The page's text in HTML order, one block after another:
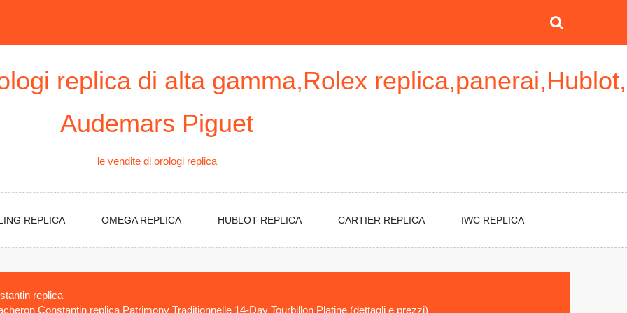
replica di alta gamma,Rolex replica,panerai,Hublot,
Audemars Piguet
le vendite di orologi replica
REPLICA OMEGA REPLICA HUBLOT REPLICA CARTIER REPLICA IWC REPLICA
replica
Constantin replica Patrimony Traditionnelle 14-Day Tourbillon Platine (dettagli e prezzi)